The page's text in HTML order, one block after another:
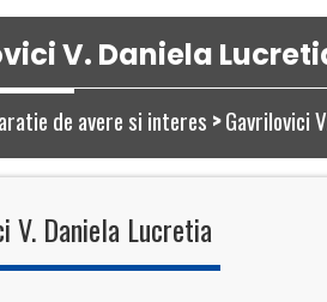
V. Daniela
de avere si interes >Gavrilovici
V. Daniela Lucretia